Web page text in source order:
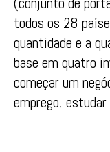
todos os 28
quantidade e a
base em quatro
começar um
emprego,